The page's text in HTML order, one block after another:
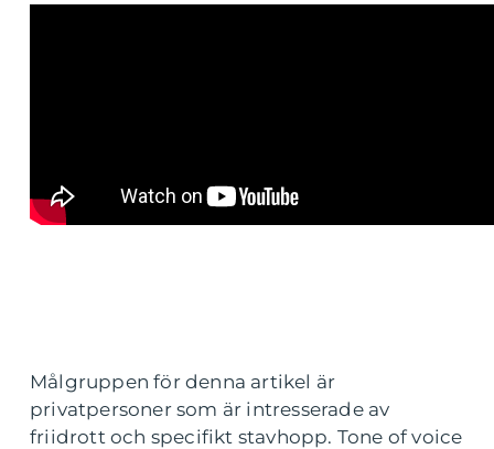
Målgruppen för denna artikel är
privatpersoner som är intresserade av
friidrott och specifikt stavhopp. Tone of voice